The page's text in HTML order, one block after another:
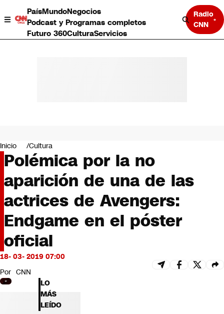
PaísMundoNegocios
Podcast y Programas completos
Futuro 360CulturaServicios
Radio
CNN
Negocios
Deportes
Programas completos
Cultura
Servicios
Bits
CNN tiempo
Futuro 360
Opinión
Inicio Cultura
Polémica por la no
aparición de una de las
actrices de Avengers:
Endgame en el póster
oficial
18- 03- 2019 07:00
Por CNN
LO
MÁS
LEÍDO